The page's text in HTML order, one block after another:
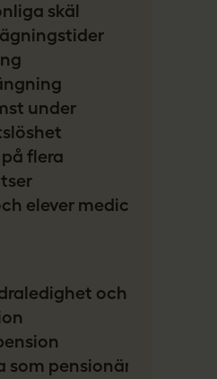
skäl
under
flera
elever medicin
och
som pensionär